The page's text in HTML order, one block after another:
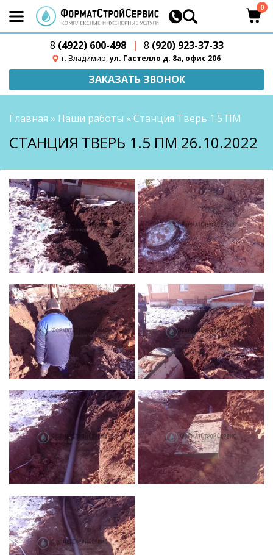
8 (4922) 600-498 | 8 (920) 923-37-33
г. Владимир,ул. Гастелло д. 8а, офис 206
0
ЗАКАЗАТЬ ЗВОНОК
Главная » Наши работы » Станция Тверь 1.5 ПМ
СТАНЦИЯ ТВЕРЬ 1.5 ПМ 26.10.2022